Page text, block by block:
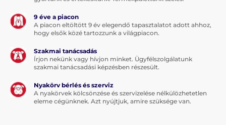
9 éve a piacon
A piacon eltöltött 9 év elegendő tapasztalatot adott ahhoz,
hogy elsők közé tartozzunk a világpiacon.
Szakmai tanácsadás
Írjon nekünk vagy hívjon minket. Ügyfélszolgálatunk
szakmai tanácsadási képzésben részesült.
Nyakörv bérlés és szerviz
A nyakörvek kölcsönzése és szervizelése nélkülözhetetlen
eleme cégünknek. Azt nyújtjuk, amire szüksége van.